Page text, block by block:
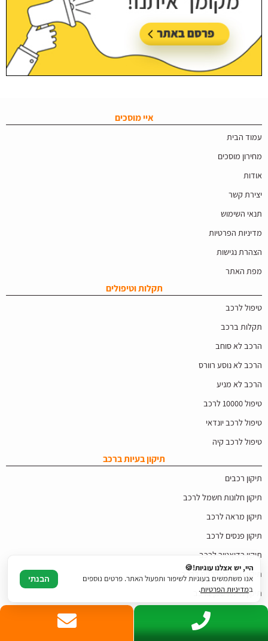
איי מוסכים
עמוד הבית
מחירון מוסכים
אודות
יצירת קשר
תנאי השימוש
מדיניות הפרטיות
הצהרת נגישות
מפת האתר
תקלות וטיפולים
טיפול לרכב
תקלות ברכב
הרכב לא סוחב
הרכב לא נוסע רוורס
הרכב לא מניע
טיפול 10000 לרכב
טיפול לרכב יונדאי
טיפול לרכב קיה
תיקון בעיות ברכב
תיקון רכבים
תיקון חלונות חשמל לרכב
תיקון מראה לרכב
תיקון פנסים לרכב
תיקון רדיאטור לרכב
תיקון נעילה מרכזית לרכב
תיקון נזילת שמן ברכב
מוסך לפי אזור
היי, יש אצלנו עוגיות!🍪
אנו משתמשים בעוגיות לשיפור ותפעול האתר. פרטים נוספים
במדיניות הפרטיות.
הבנתי